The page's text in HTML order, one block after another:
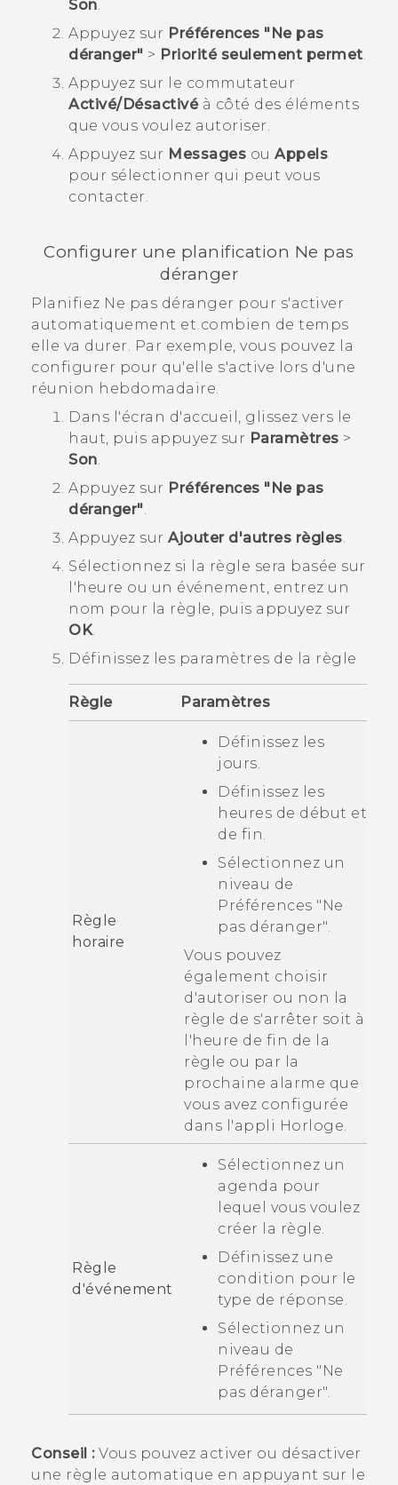
Son.
Appuyez sur Préférences "Ne pas
déranger" > Priorité seulement permet.
Appuyez sur le commutateur
Activé/Désactivéà côté des éléments
que vous voulez autoriser.
Appuyez sur Messages ou Appels
pour sélectionner qui peut vous
contacter.
Configurer une planification Ne pas
déranger
Planifiez Ne pas déranger pour s'activer
automatiquement et combien de temps
elle va durer. Par exemple, vous pouvez la
configurer pour qu'elle s'active lors d'une
réunion hebdomadaire.
Dans l'écran d'accueil
, glissez vers le
haut, puis appuyez sur Paramètres >
Son
Appuyez sur Préférences "Ne pas
déranger"
Appuyez sur Ajouter d'autres règles
Sélectionnez si la règle sera basée sur
l'heure ou un événement, entrez un
nom pour la règle, puis appuyez sur
OK.
Définissez les paramètres de la règle
Règle Paramètres
Règle
horaire
Définissez les
jours.
Définissez les
heures de début et
de fin.
Sélectionnez un
niveau de
Préférences "Ne
pas déranger"
Vous pouvez
également choisir
d'autoriser ou non la
règle de s'arrêter soit à
l'heure de fin de la
règle ou par la
prochaine alarme que
vous avez configurée
dans l'appli Horloge
Règle
d'événement
Sélectionnez un
agenda pour
lequel vous voulez
créer la règle.
Définissez une
condition pour le
type de réponse.
Sélectionnez un
niveau de
Préférences "Ne
pas déranger"
Conseil :Vous pouvez activer ou désactiver
une règle automatique en appuyant sur le